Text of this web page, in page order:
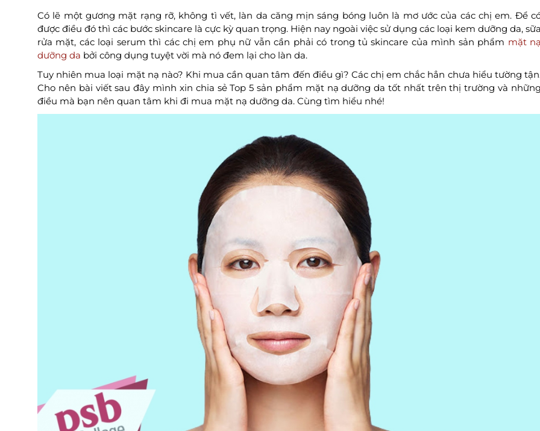
Có lẽ một gương mặt rạng rỡ, không tì vết, làn da căng mịn sáng bóng luôn là mơ ước của các chị em. Để
được điều đó thì các bước skincare là cực kỳ quan trọng. Hiện nay ngoài việc sử dụng các loại kem dưỡng da, sữa
rửa mặt, các loại serum thì các chị em phụ nữ vẫn cần phải có trong tủ skincare của mình sản phẩm mặt nạ
dưỡng da bởi công dụng tuyệt vời mà nó đem lại cho làn da.
Tuy nhiên mua loại mặt nạ nào? Khi mua cần quan tâm đến điều gì? Các chị em chắc hẳn chưa hiểu tường
Cho nên bài viết sau đây mình xin chia sẻ Top 5 sản phẩm mặt nạ dưỡng da tốt nhất trên thị trường và những
điều mà bạn nên quan tâm khi đi mua mặt nạ dưỡng da. Cùng tìm hiểu nhé!